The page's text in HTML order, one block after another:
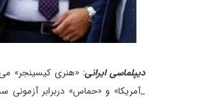
دیپلماسی ایرانی: «هنری کیسینجر»
_آمریکا» و «حماس» دربرابر